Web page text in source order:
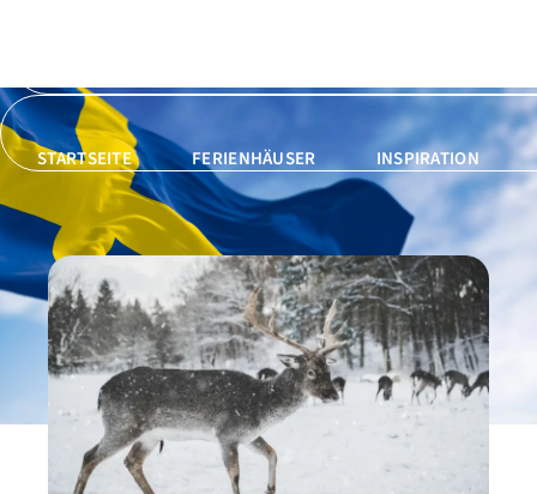
STARTSEITE FERIENHÄUSER INSPIRATION